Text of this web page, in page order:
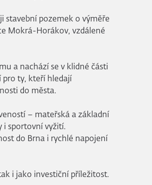
stavební pozemek o výměře
Mokrá-Horákov, vzdálené
a nachází se v klidné části
pro ty, kteří hledají
do města.
– mateřská a základní
i sportovní vyžití.
do Brna i rychlé napojení
i jako investiční příležitost.